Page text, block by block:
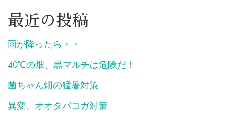
最近の投稿
雨が降ったら・・
40℃の畑、黒マルチは危険だ！
菌ちゃん畑の猛暑対策
異変、オオタバコガ対策